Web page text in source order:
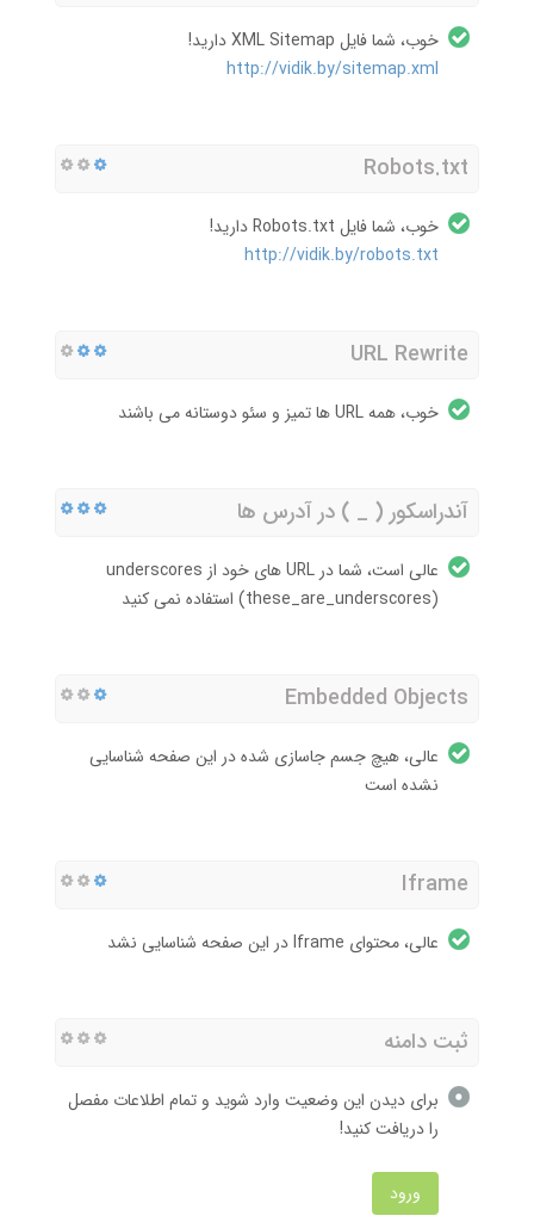
خوب، شما فایل XML Sitemap دارید!
http://vidik.by/sitemap.xml
Robots.txt
خوب، شما فایل Robots.txt دارید!
http://vidik.by/robots.txt
URL Rewrite
خوب، همه URL ها تمیز و سئو دوستانه می باشند
آندراسکور ( _ ) در آدرس ها
عالی است، شما در URL های خود از underscores
(these_are_underscores) استفاده نمی کنید
Embedded Objects
عالی، هیچ جسم جاسازی شده در این صفحه شناسایی
نشده است
Iframe
عالی، محتوای Iframe در این صفحه شناسایی نشد
ثبت دامنه
برای دیدن این وضعیت وارد شوید و تمام اطلاعات مفصل
را دریافت کنید!
ورود